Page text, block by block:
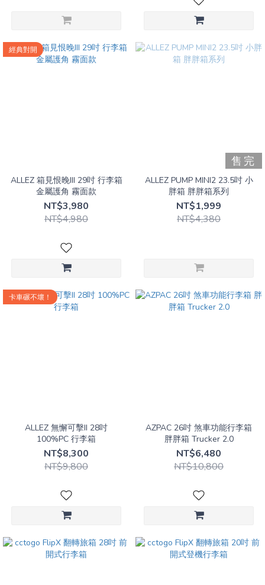
經典對開
ALLEZ 箱見恨晚III 29吋 行李箱
金屬護角 霧面款
NT$3,980
NT$4,980
售完
ALLEZ PUMP MINI2 23.5吋 小
胖箱 胖胖箱系列
NT$1,999
NT$4,380
卡車碾不壞！
ALLEZ 無懈可擊II 28吋
100%PC 行李箱
NT$8,300
NT$9,800
AZPAC 26吋 煞車功能行李箱
胖胖箱 Trucker 2.0
NT$6,480
NT$10,800